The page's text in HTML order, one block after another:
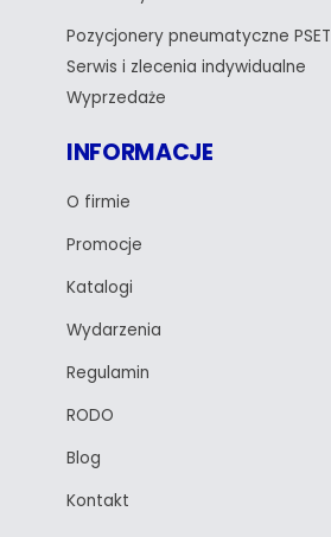
Pozycjonery pneumatyczne PSET
Serwis i zlecenia indywidualne
Wyprzedaże
INFORMACJE
O firmie
Promocje
Katalogi
Wydarzenia
Regulamin
RODO
Blog
Kontakt